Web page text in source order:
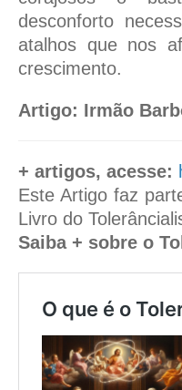
desconforto
atalhos que nos
crescimento.
Artigo: Irmão
+ artigos, acesse:
Este Artigo faz
Livro do
Saiba + sobre o
O que é o